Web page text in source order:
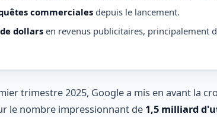
commercialesdepuis le lancement.
dollarsen revenus publicitaires, principalement
trimestre 2025, Google a mis en avant la
le nombre impressionnant de 1,5 milliard